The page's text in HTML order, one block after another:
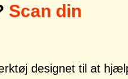
Scan din
designet til at